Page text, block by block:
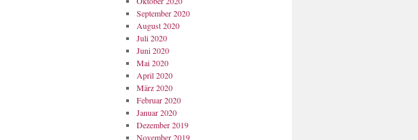
September 2020
August 2020
Juli 2020
Juni 2020
Mai 2020
April 2020
März 2020
Februar 2020
Januar 2020
Dezember 2019
November 2019